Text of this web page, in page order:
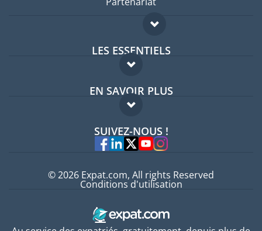
LES ESSENTIELS
Forum expatriés
Guides pays
EN SAVOIR PLUS
FAQ
Experts
SUIVEZ-NOUS !
© 2026 Expat.com, All rights Reserved
Conditions d'utilisation